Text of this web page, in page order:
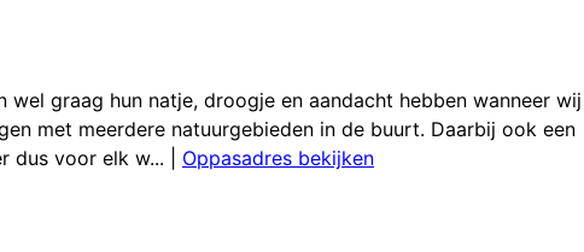
graag hun natje, droogje en aandacht hebben wanneer wij
met meerdere natuurgebieden in de buurt. Daarbij ook een
dus voor elk w...
Oppasadres bekijken